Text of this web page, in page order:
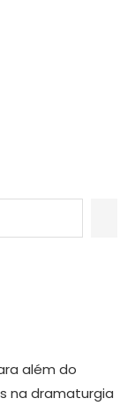
além do
na dramaturgia